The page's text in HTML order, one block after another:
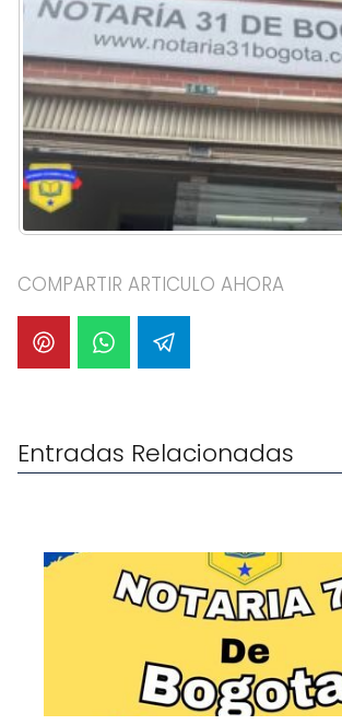
COMPARTIR ARTICULO AHORA
Entradas Relacionadas